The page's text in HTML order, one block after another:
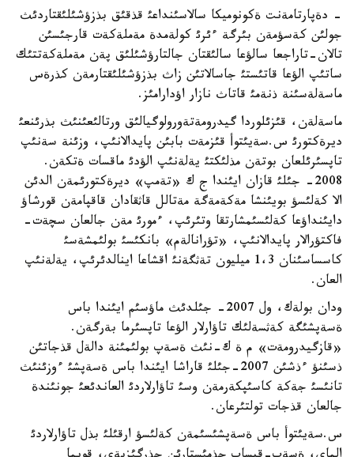
- دةپارتامةنت ةكونوميكا سالاسئنداعئ قذقئق بذزؤشئلئقتاردئث
جولئن كةسؤمةن بئرگة ءئرئ كولةمدة مةملةكةت قارجئسئن
تالان-تاراجعا سالؤعا سالئقتان جالتارؤشئلئق پةن مةملةكةتتئك
ساتئپ الؤعا قاتئستئ جاسالاتئن زاث بذزؤشئلئقتارمةن كذرةس
ماسةلةسئنة ذنةمئ قاتاث نازار اؤدارامئز.
ماسةلةن، قئزئلوردا گيدرومةتةورولوگيالئق ورتالئعئنئث بذرئنعئ
ديرةكتورئ س.سةيئتوأ قئزمةت بابئن پايدالانئپ، وزئنة سةنئپ
تاپسئرئلعان بوتةن مذلئكتئ يةلةنئپ الؤدئ ماقسات ةتكةن.
2008- جئلئ قازان ايئندا ج ك «تةمپ» ديرةكتورئمةن الدئن
الا كةلئسؤ بويئنشا مةكةمةگة مةتالل قاثقادان قاقپامةن قورشاؤ
دايئنداؤعا كةلئسئمشارتقا وتئرئپ، ءمورئ مةن جالعان سچةت-
فاكتؤرالار پايدالانئپ، «تؤرانالةم» بانكئسئ بولئمشةسئ
كاسساسئنان 1،3 ميليون تةثگةنئ اقشاعا اينالدئرئپ، يةلةنئپ
العان.
ودان بولةك، ول 2007- جئلدئث ماؤسئم ايئندا باس
ةسةپشئگة كةثسةلئك تاؤارلار الؤعا تاپسئرما بةرگةن.
«قازگيدرومةت» م ة ك-نئث ةسةپ بولئمئنة دالةل قذجاتئن
ذسئنؤ ءذشئن 2007-جئلئ قاراشا ايئندا باس ةسةپشئ ءوزئنئث
تانئسئ جةكة كاسئپكةرمةن وسئ تاؤارلاردئ العاندئعئ جونئندة
جالعان قذجات تولتئرعان.
س.سةيئتوأ باس ةسةپشئسئمةن كةلئسؤ ارقئلئ بذل تاؤارلاردئ